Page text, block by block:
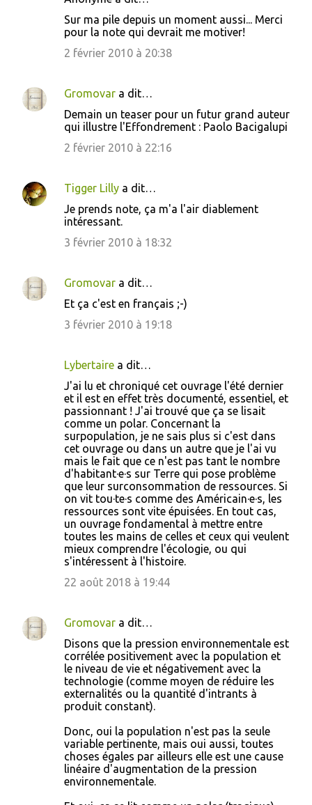
Sur ma pile depuis un moment aussi... Merci
pour la note qui devrait me motiver!
2 février 2010 à 20:38
Gromovar a dit…
Demain un teaser pour un futur grand auteur
qui illustre l'Effondrement : Paolo Bacigalupi
2 février 2010 à 22:16
Tigger Lilly a dit…
Je prends note, ça m'a l'air diablement
intéressant.
3 février 2010 à 18:32
Gromovar a dit…
Et ça c'est en français ;-)
3 février 2010 à 19:18
Lybertaire a dit…
J'ai lu et chroniqué cet ouvrage l'été dernier
et il est en effet très documenté, essentiel, et
passionnant ! J'ai trouvé que ça se lisait
comme un polar. Concernant la
surpopulation, je ne sais plus si c'est dans
cet ouvrage ou dans un autre que je l'ai vu
mais le fait que ce n'est pas tant le nombre
d'habitant·e·s sur Terre qui pose problème
que leur surconsommation de ressources. Si
on vit tou·te·s comme des Américain·e·s, les
ressources sont vite épuisées. En tout cas,
un ouvrage fondamental à mettre entre
toutes les mains de celles et ceux qui veulent
mieux comprendre l'écologie, ou qui
s'intéressent à l'histoire.
22 août 2018 à 19:44
Gromovar a dit…
Disons que la pression environnementale est
corrélée positivement avec la population et
le niveau de vie et négativement avec la
technologie (comme moyen de réduire les
externalités ou la quantité d'intrants à
produit constant).
Donc, oui la population n'est pas la seule
variable pertinente, mais oui aussi, toutes
choses égales par ailleurs elle est une cause
linéaire d'augmentation de la pression
environnementale.